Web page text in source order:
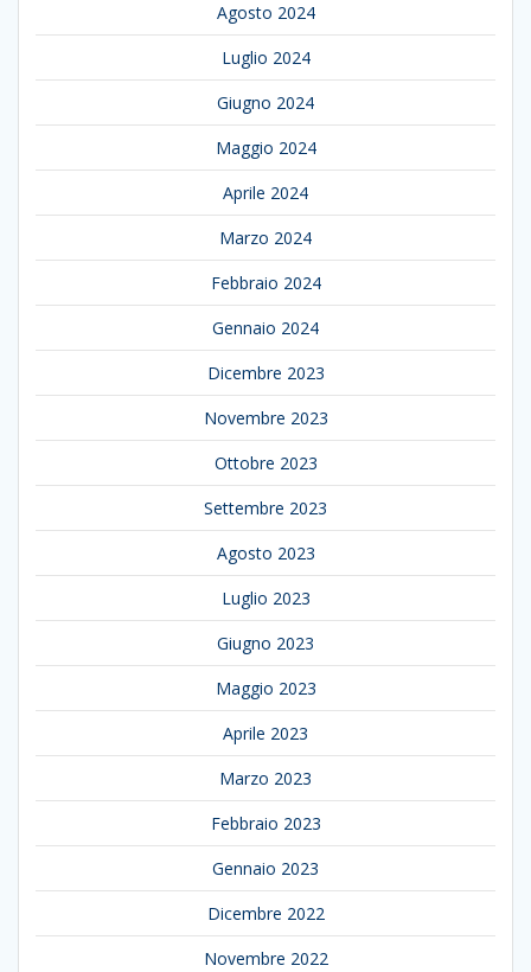
Agosto 2024
Luglio 2024
Giugno 2024
Maggio 2024
Aprile 2024
Marzo 2024
Febbraio 2024
Gennaio 2024
Dicembre 2023
Novembre 2023
Ottobre 2023
Settembre 2023
Agosto 2023
Luglio 2023
Giugno 2023
Maggio 2023
Aprile 2023
Marzo 2023
Febbraio 2023
Gennaio 2023
Dicembre 2022
Novembre 2022